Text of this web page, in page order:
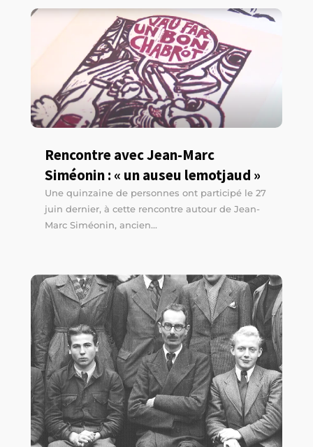
Rencontre avec Jean-Marc
Siméonin : « un auseu lemotjaud »
Une quinzaine de personnes ont participé le 27
juin dernier, à cette rencontre autour de Jean-
Marc Siméonin, ancien...